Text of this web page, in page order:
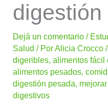
digestión
Dejá un comentario /
Salud / PorAlicia Crocco/
digeribles,alimentos fácil
alimentos pesados,
digestión pesada,
digestivos